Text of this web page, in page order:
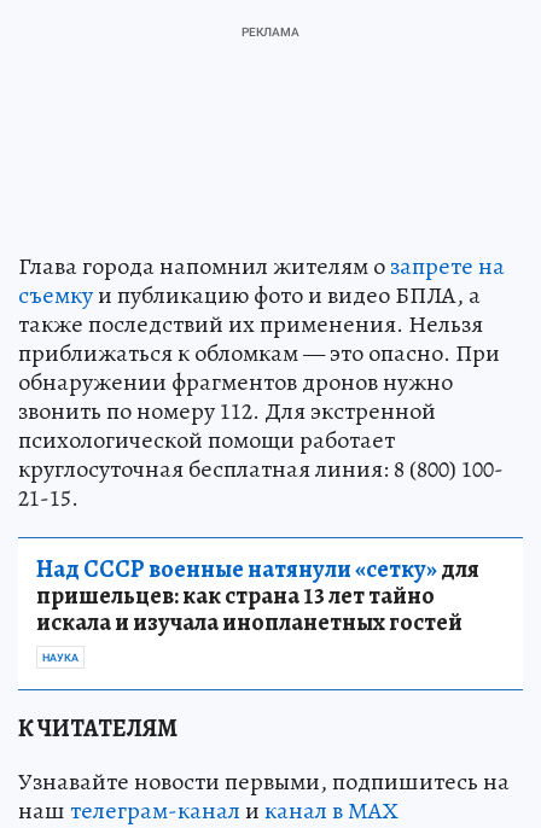
Глава города напомнил жителям озапрете на
съемкуи публикацию фото и видео БПЛА, а
также последствий их применения. Нельзя
приближаться к обломкам — это опасно. При
обнаружении фрагментов дронов нужно
звонить по номеру 112. Для экстренной
психологической помощи работает
круглосуточная бесплатная линия: 8 (800) 100-
21-15.
Над СССР военные натянули «сетку»для
пришельцев: как страна 13 лет тайно
искала и изучала инопланетных гостей
НАУКА
К ЧИТАТЕЛЯМ
Узнавайте новости первыми, подпишитесь на
наштелеграм-каналиканал в МАХ